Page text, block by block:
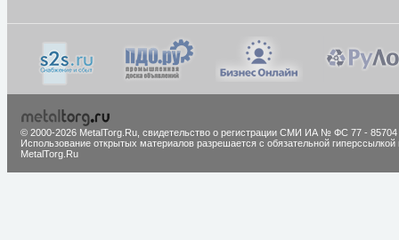
© 2000-2026 MetalTorg.Ru, cвидетельство о регистрации СМИ ИА № ФС 77 - 85704
Использование открытых материалов разрешается с обязательной гиперссылкой
MetalTorg.Ru